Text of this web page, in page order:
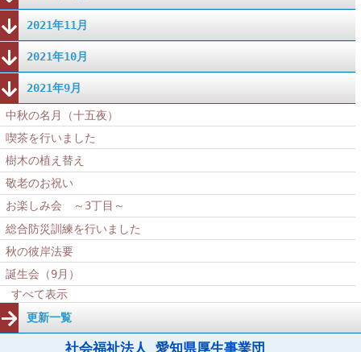
2021年11月
2021年10月
2021年9月
中秋の名月（十五夜）
喫茶を行いました
樹木の植え替え
敬老のお祝い
お楽しみ会 ～3丁目～
総合防災訓練を行いました
秋の彼岸法要
誕生会（9月）
すべて表示
更新一覧
社会福祉法人 愛知県厚生事業団